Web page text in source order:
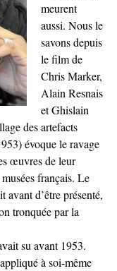
meurent
aussi. Nous le
savons depuis
le film de
Chris Marker,
Alain Resnais
et Ghislain
des artefacts
évoque le ravage
œuvres de leur
français. Le
d’être présenté,
tronquée par la
su avant 1953.
à soi-même